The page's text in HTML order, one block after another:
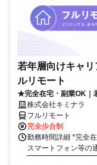
若年層向けキャ
ルリモート
★完全在宅・副業OK｜
株式会社キミナラ
フルリモート
完全歩合制
勤務時間詳細 *完全
スマートフォン等の